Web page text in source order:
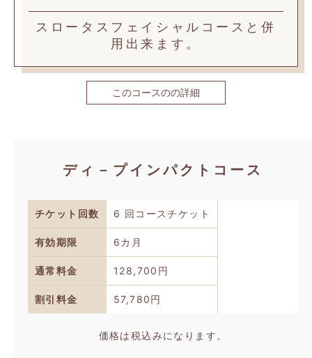
スロータスフェイシャルコースと併
用出来ます。
このコースのの詳細
ディ－プインパクトコース
チケット回数
有効期限
通常料金
割引料金
6 回コースチケット
6カ月
128,700円
57,780円
価格は税込みになります。